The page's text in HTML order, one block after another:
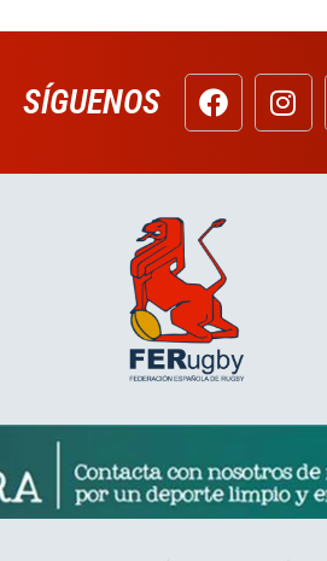
SÍGUENOS